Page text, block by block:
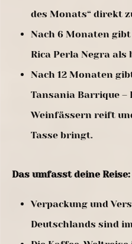
des Monats“ direkt
Nach 6 Monaten
Rica Perla Negra als
Nach 12 Monaten
Tansania Barrique –
Weinfässern reift
Tasse bringt.
Das umfasst deine Reise:
Verpackung und
Deutschlands sind